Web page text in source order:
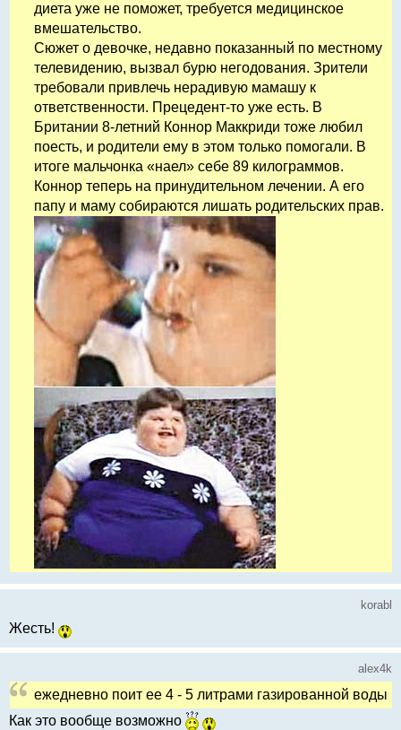
диета уже не поможет, требуется медицинское
вмешательство.
Сюжет о девочке, недавно показанный по местному
телевидению, вызвал бурю негодования. Зрители
требовали привлечь нерадивую мамашу к
ответственности. Прецедент-то уже есть. В
Британии 8-летний Коннор Маккриди тоже любил
поесть, и родители ему в этом только помогали. В
итоге мальчонка «наел» себе 89 килограммов.
Коннор теперь на принудительном лечении. А его
папу и маму собираются лишать родительских прав.
korabl
Жесть!
alex4k
ежедневно поит ее 4 - 5 литрами газированной воды
Как это вообще возможно